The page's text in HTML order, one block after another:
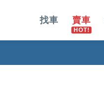
找車 賣車